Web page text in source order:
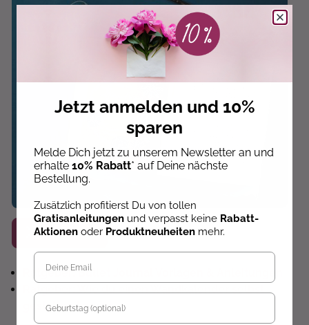
Mehr dazu
Ratgeber: Bullet Journal Vorlagen & Anleitungen
Ratgeber: Wie du einen Wandkalender selbst
gestalten kannst
Jetzt anmelden und 10%
sparen
Melde Dich jetzt zu unserem Newsletter an und
erhalte 10% Rabatt* auf Deine nächste
Bestellung.
Zusätzlich profitierst Du von tollen
Gratisanleitungen und verpasst keine Rabatt-
Aktionen oder Produktneuheiten mehr.
Geburtstag